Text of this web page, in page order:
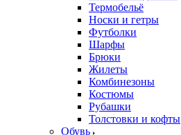
Термобельё
Носки и гетры
Футболки
Шарфы
Брюки
Жилеты
Комбинезоны
Костюмы
Рубашки
Толстовки и кофты
Обувь